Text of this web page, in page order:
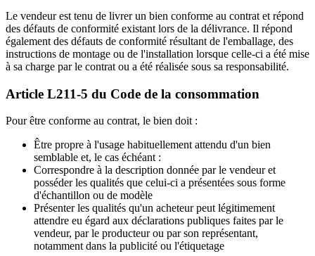
Le vendeur est tenu de livrer un bien conforme au contrat et répond
des défauts de conformité existant lors de la délivrance. Il répond
également des défauts de conformité résultant de l'emballage, des
instructions de montage ou de l'installation lorsque celle-ci a été mise
à sa charge par le contrat ou a été réalisée sous sa responsabilité.
Article L211-5 du Code de la consommation
Pour être conforme au contrat, le bien doit :
Être propre à l'usage habituellement attendu d'un bien
semblable et, le cas échéant :
Correspondre à la description donnée par le vendeur et
posséder les qualités que celui-ci a présentées sous forme
d'échantillon ou de modèle
Présenter les qualités qu'un acheteur peut légitimement
attendre eu égard aux déclarations publiques faites par le
vendeur, par le producteur ou par son représentant,
notamment dans la publicité ou l'étiquetage